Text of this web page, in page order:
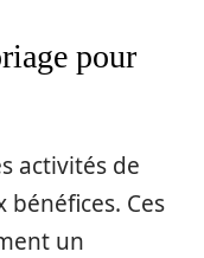
pour
activités de
Ces
un